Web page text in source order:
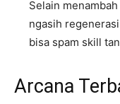
Selain
ngasih
bisa spam skill
Arcana